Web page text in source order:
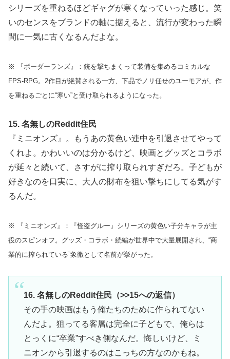
シリーズを重ねるほどギャグが寒くなっていった感じ。笑
いのセンスをブランドの軸に据えると、流行が変わった瞬
間に一気に古くなるんだよな。
※ 『ボーダーランズ』：銃を撃ちまくって装備を集めるコミカルな
FPS-RPG。2作目が絶賛される一方、下品でノリ任せのユーモアが、作
を重ねるごとに“寒い”と受け取られるようになった。
15. 名無しのReddit住民
『ミニオンズ』。もうあの黄色い連中を引退させてやって
くれよ。かわいいのは分かるけど、映画とグッズとコラボ
が延々と続いて、さすがに搾り取られすぎだろ。子どもが
好きなのを口実に、大人の財布を狙い撃ちにしてる気がす
るんだ。
※ 『ミニオンズ』：『怪盗グルー』シリーズの黄色い子分キャラが主
役のスピンオフ。グッズ・コラボ・続編が世界中で大量展開され、“商
業的に搾られている”象徴として名前が挙がった。
16. 名無しのReddit住民（>>15への返信）
その手の映画はもう俺たちのために作られてない
んだよ。狙ってる客層は完全に子どもで、俺らは
とっくに“卒業”すべき側なんだ。悔しいけど、ミ
ニオンから引退するのはこっちの方なのかもね。